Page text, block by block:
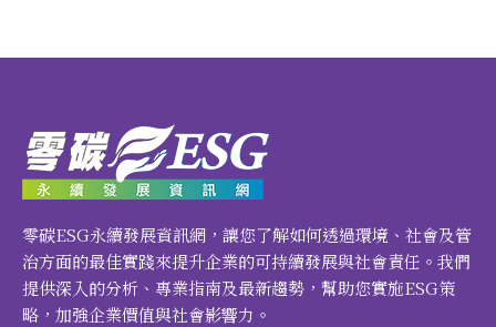
零碳ESG永續發展資訊網，讓您了解如何透過環境、社會及管
治方面的最佳實踐來提升企業的可持續發展與社會責任。我們
提供深入的分析、專業指南及最新趨勢，幫助您實施ESG策
略，加強企業價值與社會影響力。